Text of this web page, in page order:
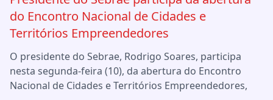
do Encontro Nacional de Cidades e
Territórios Empreendedores
O presidente do Sebrae, Rodrigo Soares, participa
nesta segunda-feira (10), da abertura do Encontro
Nacional de Cidades e Territórios Empreendedores,